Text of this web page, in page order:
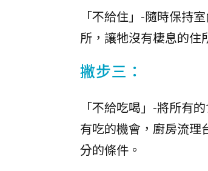
「不給住」-隨時保持
所，讓牠沒有棲息的住
撇步三：
「不給吃喝」-將所有
有吃的機會，廚房流理
分的條件。